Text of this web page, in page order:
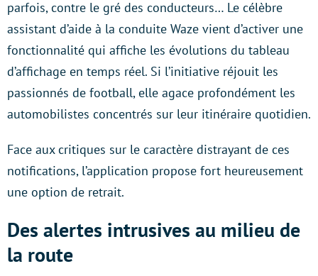
parfois, contre le gré des conducteurs… Le célèbre
assistant d’aide à la conduite Waze vient d’activer une
fonctionnalité qui affiche les évolutions du tableau
d’affichage en temps réel. Si l’initiative réjouit les
passionnés de football, elle agace profondément les
automobilistes concentrés sur leur itinéraire quotidien.
Face aux critiques sur le caractère distrayant de ces
notifications, l’application propose fort heureusement
une option de retrait.
Des alertes intrusives au milieu de
la route